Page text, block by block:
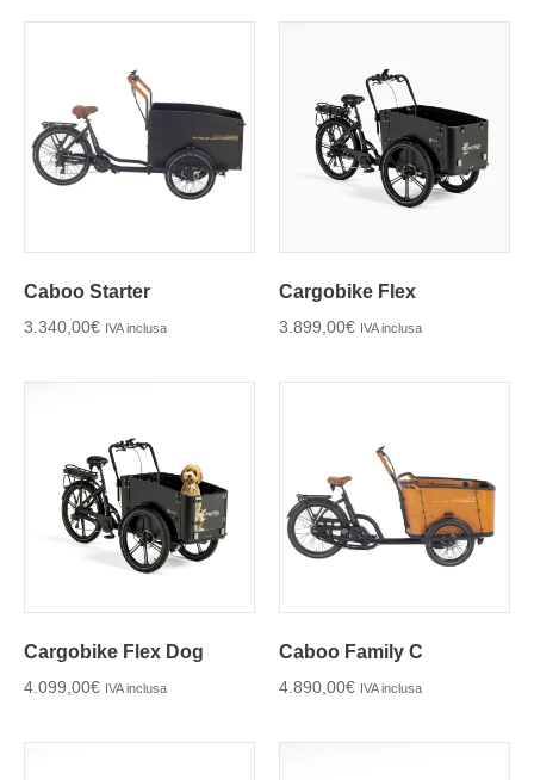
Caboo Starter
3.340,00€ IVA inclusa
Cargobike Flex
3.899,00€ IVA inclusa
Cargobike Flex Dog
4.099,00€ IVA inclusa
Caboo Family C
4.890,00€ IVA inclusa